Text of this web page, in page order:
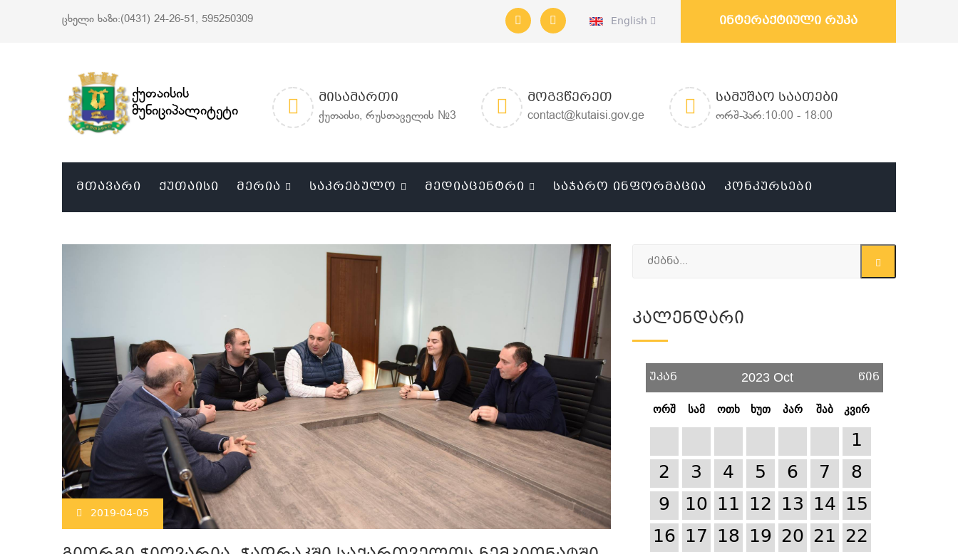
ცხელი ხაზი:(0431) 24-26-51, 595250309 English ინტერაქტიული რუკა
ქუთაისის
მუნიციპალიტეტი
ᲛᲘᲡᲐᲛᲐᲠᲗᲘ
ქუთაისი, რუსთაველის №3
ᲛᲝᲒᲕᲬᲔᲠᲔᲗ
contact@kutaisi.gov.ge
ᲡᲐᲛᲣᲨᲐᲝ ᲡᲐᲐᲗᲔᲑᲘ
ორშ-პარ:10:00 - 18:00
ᲛᲗᲐᲕᲐᲠᲘ ᲥᲣᲗᲐᲘᲡᲘ ᲛᲔᲠᲘᲐ ᲡᲐᲙᲠᲔᲑᲣᲚᲝ ᲛᲔᲓᲘᲐᲪᲔᲜᲢᲠᲘ ᲡᲐᲯᲐᲠᲝ ᲘᲜᲤᲝᲠᲛᲐᲪᲘᲐ ᲙᲝᲜᲙᲣᲠᲡᲔᲑᲘ
2019-04-05
Კალენდარი
უკან 2023 Oct წინ
ორშ სამ ოთხ ხუთ პარ შაბ კვირ
1
2
3 4 5 6 7
8
9
10 11 12 13 14 15
16 17 18 19 20 21 22